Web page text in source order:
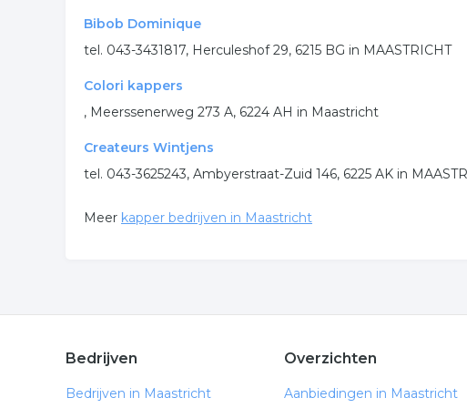
Bibob Dominique
tel. 043-3431817, Herculeshof 29, 6215 BG in MAASTRICHT
Colori kappers
, Meerssenerweg 273 A, 6224 AH in Maastricht
Createurs Wintjens
tel. 043-3625243, Ambyerstraat-Zuid 146, 6225 AK in
Meer kapper bedrijven in Maastricht
Bedrijven
Bedrijven in Maastricht
Overzichten
Aanbiedingen in Maastricht